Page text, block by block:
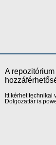
A
Itt kérhet technikai
Dolgozattár is